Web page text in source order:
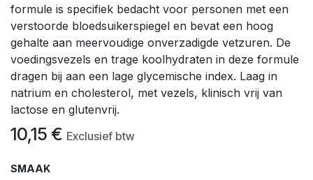
formule is specifiek bedacht voor personen met een
verstoorde bloedsuikerspiegel en bevat een hoog
gehalte aan meervoudige onverzadigde vetzuren. De
voedingsvezels en trage koolhydraten in deze formule
dragen bij aan een lage glycemische index. Laag in
natrium en cholesterol, met vezels, klinisch vrij van
lactose en glutenvrij.
10,15 € Exclusief btw
SMAAK